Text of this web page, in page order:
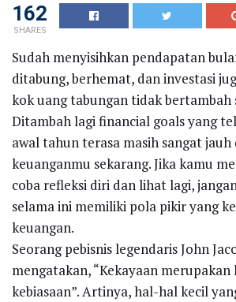
162
SHARES
Sudah menyisihkan pendapatan
ditabung, berhemat, dan investasi
kok uang tabungan tidak bertambah
Ditambah lagi financial goals yang
awal tahun terasa masih sangat
keuanganmu sekarang. Jika kamu
coba refleksi diri dan lihat lagi,
selama ini memiliki pola pikir yang
keuangan.
Seorang pebisnis legendaris John
mengatakan, “Kekayaan merupakan
kebiasaan”. Artinya, hal-hal kecil